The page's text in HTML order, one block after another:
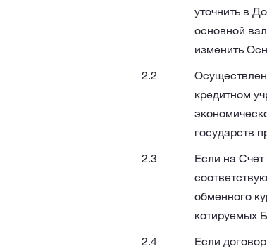
уточнить в
основной
изменить
кредитном
государств
Если на Счет
обменного
котируемых
Если